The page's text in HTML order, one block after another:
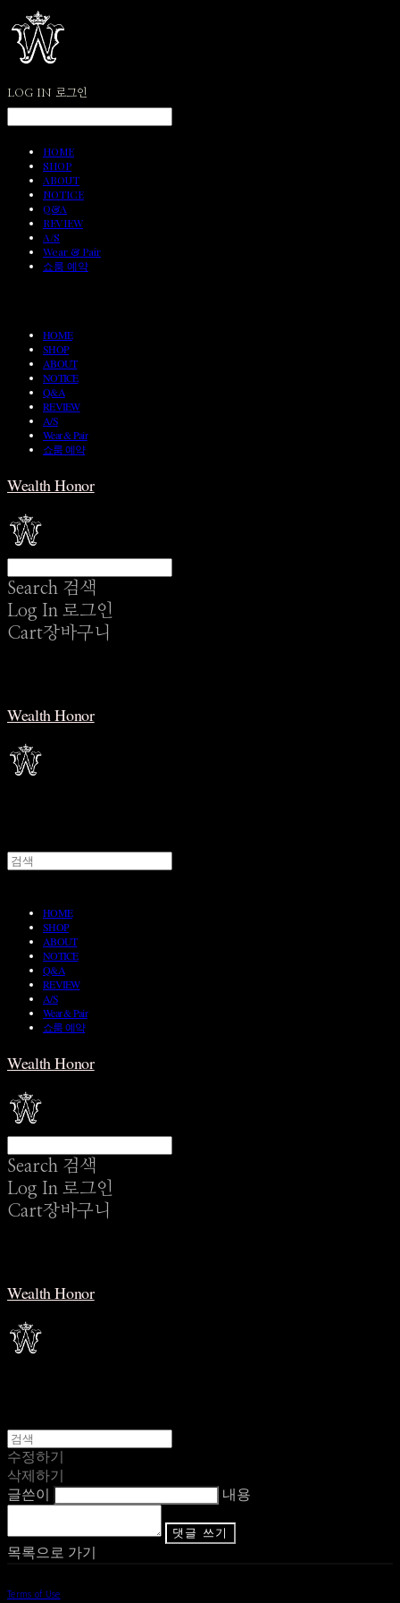
LOG IN 로그인
HOME
SHOP
ABOUT
NOTICE
Q&A
REVIEW
A/S
Wear & Pair
쇼룸 예약
HOME
SHOP
ABOUT
NOTICE
Q&A
REVIEW
A/S
Wear & Pair
쇼룸 예약
Wealth Honor
Search 검색
Log In 로그인
Cart장바구니
Wealth Honor
HOME
SHOP
ABOUT
NOTICE
Q&A
REVIEW
A/S
Wear & Pair
쇼룸 예약
Wealth Honor
Search 검색
Log In 로그인
Cart장바구니
Wealth Honor
수정하기
삭제하기
글쓴이
내용
댓글 쓰기
목록으로 가기
Terms of Use